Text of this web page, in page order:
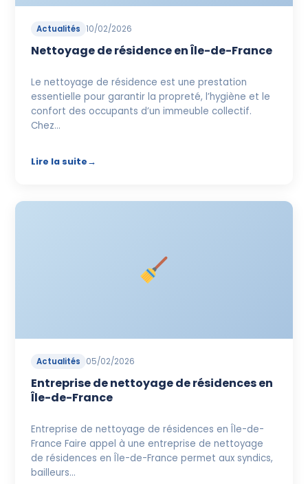
Actualités 10/02/2026
Nettoyage de résidence en Île-de-France
Le nettoyage de résidence est une prestation
essentielle pour garantir la propreté, l’hygiène et le
confort des occupants d’un immeuble collectif.
Chez…
Lire la suite
Actualités 05/02/2026
Entreprise de nettoyage de résidences en
Île-de-France
Entreprise de nettoyage de résidences en Île-de-
France Faire appel à une entreprise de nettoyage
de résidences en Île-de-France permet aux syndics,
bailleurs…